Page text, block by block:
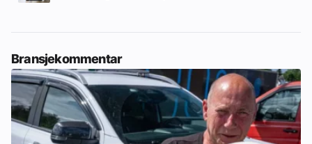
Bransjekommentar